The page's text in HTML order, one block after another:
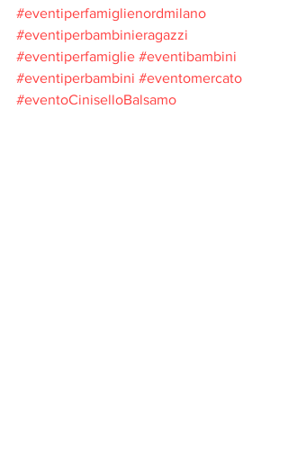
#eventiperfamiglienordmilano
#eventiperbambinieragazzi
#eventiperfamiglie #eventibambini
#eventiperbambini #eventomercato
#eventoCiniselloBalsamo